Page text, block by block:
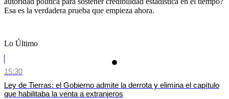
Esa es la verdadera prueba que empieza ahora.
Lo Último
15:30
Ley de Tierras: el Gobierno admite la derrota y elimina el capítulo
que habilitaba la venta a extranjeros